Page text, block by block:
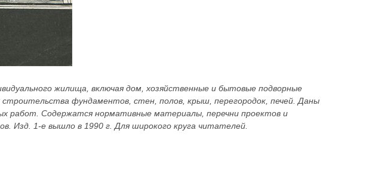
жилища, включая дом, хозяйственные и бытовые подворные
строительства фундаментов, стен, полов, крыш, перегородок, печей. Даны
работ. Содержатся нормативные материалы, перечни проектов и
Изд. 1-е вышло в 1990 г. Для широкого круга читателей.